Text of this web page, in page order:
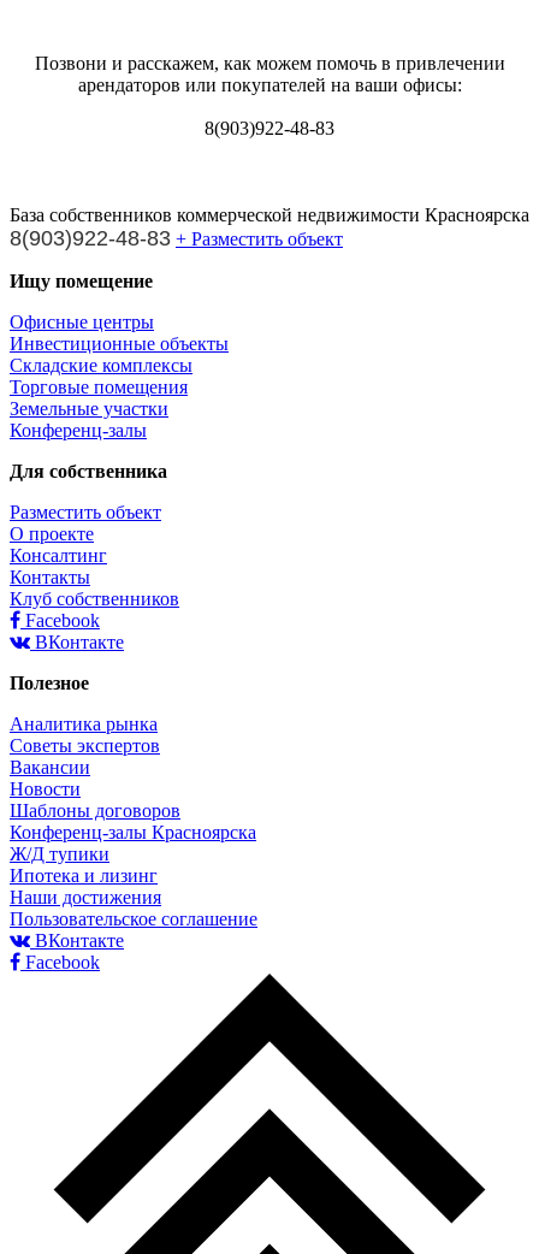
Позвони и расскажем, как можем помочь в привлечении
арендаторов или покупателей на ваши офисы:
8(903)922-48-83
База собственников коммерческой недвижимости Красноярска
8(903)922-48-83 + Разместить объект
Ищу помещение
Офисные центры
Инвестиционные объекты
Складские комплексы
Торговые помещения
Земельные участки
Конференц-залы
Для собственника
Разместить объект
О проекте
Консалтинг
Контакты
Клуб собственников
Facebook
ВКонтакте
Полезное
Аналитика рынка
Советы экспертов
Вакансии
Новости
Шаблоны договоров
Конференц-залы Красноярска
Ж/Д тупики
Ипотека и лизинг
Наши достижения
Пользовательское соглашение
ВКонтакте
Facebook